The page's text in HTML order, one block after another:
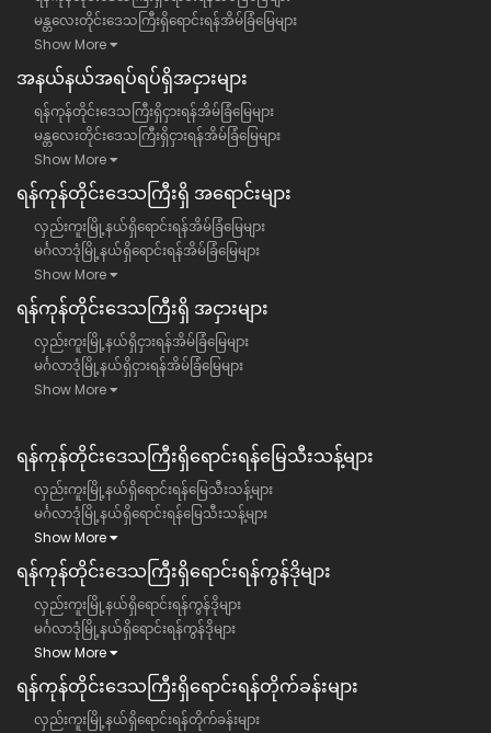
မန္တလေးတိုင်းဒေသကြီးရှိရောင်းရန်အိမ်ခြံမြေများ
Show More
အနယ်နယ်အရပ်ရပ်ရှိအငှားများ
ရန်ကုန်တိုင်းဒေသကြီးရှိငှားရန်အိမ်ခြံမြေများ
မန္တလေးတိုင်းဒေသကြီးရှိငှားရန်အိမ်ခြံမြေများ
Show More
ရန်​ကုန်တိုင်းဒေသကြီး​ရှိ အရောင်းများ
လှည်းကူးမြို့နယ်ရှိရောင်းရန်အိမ်ခြံမြေများ
မင်္ဂလာဒုံမြို့နယ်ရှိရောင်းရန်အိမ်ခြံမြေများ
Show More
ရန်​ကုန်တိုင်းဒေသကြီး​ရှိ အငှားများ
လှည်းကူးမြို့နယ်ရှိငှားရန်အိမ်ခြံမြေများ
မင်္ဂလာဒုံမြို့နယ်ရှိငှားရန်အိမ်ခြံမြေများ
Show More
ရန်ကုန်တိုင်းဒေသကြီး​ရှိရောင်းရန်မြေသီးသန့်များ
လှည်းကူးမြို့နယ်ရှိရောင်းရန်မြေသီးသန့်များ
မင်္ဂလာဒုံမြို့နယ်ရှိရောင်းရန်မြေသီးသန့်များ
Show More
ရန်ကုန်တိုင်းဒေသကြီး​ရှိရောင်းရန်ကွန်ဒိုများ
လှည်းကူးမြို့နယ်ရှိရောင်းရန်ကွန်ဒိုများ
မင်္ဂလာဒုံမြို့နယ်ရှိရောင်းရန်ကွန်ဒိုများ
Show More
ရန်ကုန်တိုင်းဒေသကြီး​ရှိရောင်းရန်တိုက်ခန်းများ
လှည်းကူးမြို့နယ်ရှိရောင်းရန်တိုက်ခန်းများ